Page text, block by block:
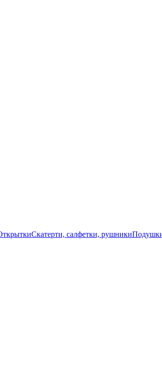
Скатерти, салфетки, рушники